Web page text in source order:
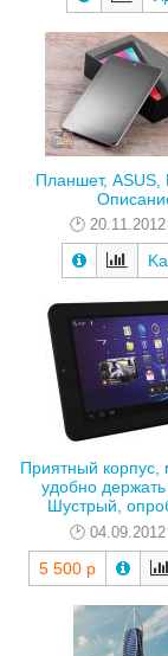
Планшет, ASUS,
Приятный корпус,
удобно держать
Шустрый,
5 500 р